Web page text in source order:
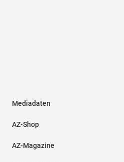
Mediadaten
AZ-Shop
AZ-Magazine